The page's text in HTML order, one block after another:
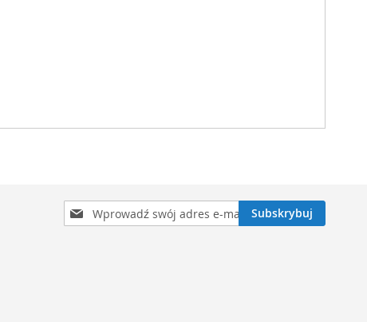
Subskrybuj
nasz
Subskrybuj